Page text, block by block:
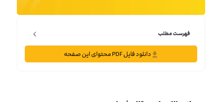
فهرست مطلب
دانلود فایل PDF محتوای این صفحه